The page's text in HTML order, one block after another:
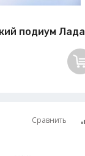
подиум Лада
Сравнить